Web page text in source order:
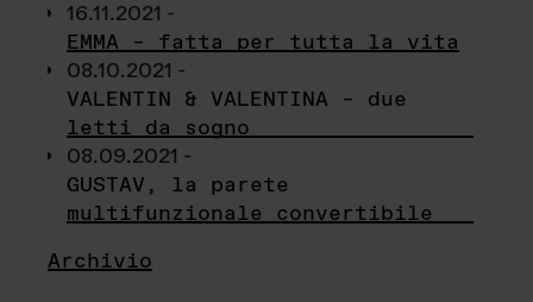
16.11.2021 -
EMMA – fatta per tutta la vita
08.10.2021 -
VALENTIN & VALENTINA – due
letti da sogno
08.09.2021 -
GUSTAV, la parete
multifunzionale convertibile
Archivio